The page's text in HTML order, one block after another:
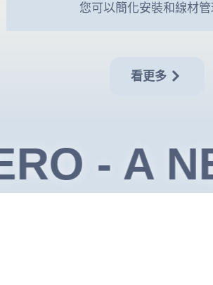
您可以簡化安裝和線材管
看更多
- A NEW